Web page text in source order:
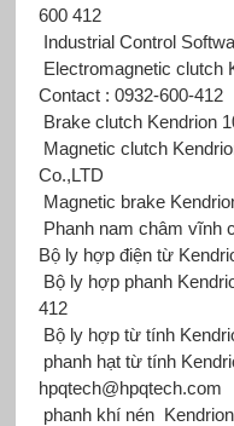
600 412
Industrial Control
Electromagnetic clutch
Contact : 0932-600-412
Brake clutch Kendrion
Magnetic clutch
Co.,LTD
Magnetic brake
Phanh nam châm vĩnh
Bộ ly hợp điện từ
Bộ ly hợp phanh
412
Bộ ly hợp từ tính
phanh hạt từ tính
hpqtech@hpqtech.com
phanh khí nén